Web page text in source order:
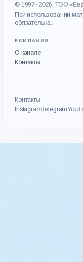
© 1997–2026, ТОО
При использовании
обязательна.
КОМПАНИЯ
О канале
Контакты
Контакты
InstagramTelegram